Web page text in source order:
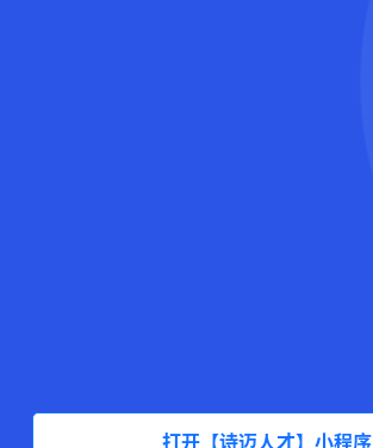
打开【诗迈人才】小程序